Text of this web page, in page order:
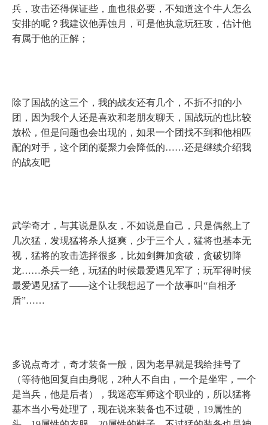
兵，攻击还得保证些，血也很必要，不知道这个牛人怎么
安排的呢？我建议他弄蚀月，可是他执意玩狂攻，估计他
有属于他的正解；
除了国战的这三个，我的战友还有几个，不折不扣的小
团，因为我个人还是喜欢和老朋友聊天，国战玩的也比较
放松，但是问题也会出现的，如果一个团找不到和他相匹
配的对手，这个团的凝聚力会降低的……还是继续介绍我
的战友吧
武学奇才，与其说是队友，不如说是自己，只是偶然上了
几次猛，发现猛将杀人挺爽，少于三个人，猛将也基本无
视，猛将的攻击选择很多，比如剑舞加贪破，贪破切降
龙……杀兵一绝，玩猛的时候最爱遇见军了；玩军得时候
最爱遇见猛了——这个让我想起了一个故事叫“自相矛
盾”……
多说点奇才，奇才装备一般，因为老早就是我给挂号了
（等待他回复自由身呢， 2种人不自由，一个是坐牢，一个
是当兵，他是后者），我迷恋军师这个职业的，所以猛将
基本当小号处理了，现在说来装备也不过硬， 19属性的